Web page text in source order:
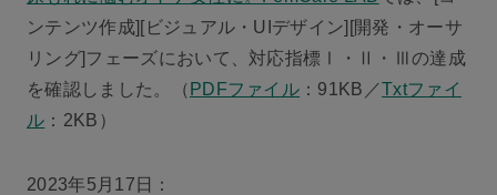
ンテンツ作成][ビジュアル・UIデザイン][開発・オーサ
リング]フェーズにおいて、対応指標Ⅰ・Ⅱ・Ⅲの達成
を確認しました。（ PDFファイル ：91KB／Txtファイ
ル ：2KB）
2023年5月17日：